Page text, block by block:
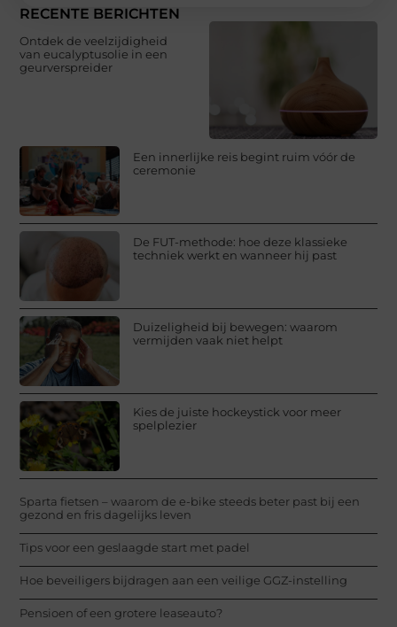
RECENTE BERICHTEN
Ontdek de veelzijdigheid
van eucalyptusolie in een
geurverspreider
Een innerlijke reis begint ruim vóór de
ceremonie
De FUT-methode: hoe deze klassieke
techniek werkt en wanneer hij past
Duizeligheid bij bewegen: waarom
vermijden vaak niet helpt
Kies de juiste hockeystick voor meer
spelplezier
Sparta fietsen – waarom de e-bike steeds beter past bij een
gezond en fris dagelijks leven
Tips voor een geslaagde start met padel
Hoe beveiligers bijdragen aan een veilige GGZ-instelling
Pensioen of een grotere leaseauto?